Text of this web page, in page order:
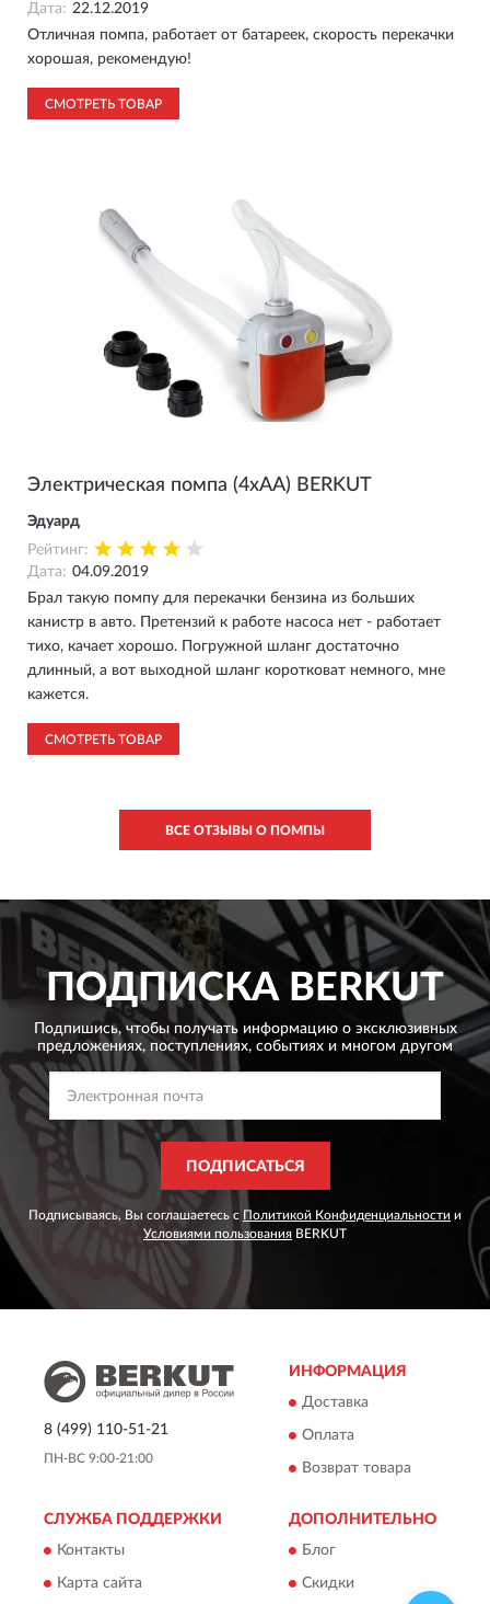
Дата: 22.12.2019
Отличная помпа, работает от батареек, скорость перекачки
хорошая, рекомендую!
СМОТРЕТЬ ТОВАР
Электрическая помпа (4xAA) BERKUT
Эдуард
Рейтинг:
Дата: 04.09.2019
Брал такую помпу для перекачки бензина из больших
канистр в авто. Претензий к работе насоса нет - работает
тихо, качает хорошо. Погружной шланг достаточно
длинный, а вот выходной шланг коротковат немного, мне
кажется.
СМОТРЕТЬ ТОВАР
ВСЕ ОТЗЫВЫ О ПОМПЫ
ПОДПИСКА BERKUT
Подпишись, чтобы получать информацию о эксклюзивных
предложениях, поступлениях, событиях и многом другом
ПОДПИСАТЬСЯ
Подписываясь, Вы соглашаетесь с Политикой Конфиденциальности и
Условиями пользования BERKUT
8 (499) 110-51-21
ПН-ВС 9:00-21:00
ИНФОРМАЦИЯ
Доставка
Оплата
Возврат товара
СЛУЖБА ПОДДЕРЖКИ
Контакты
Карта сайта
ДОПОЛНИТЕЛЬНО
Блог
Скидки